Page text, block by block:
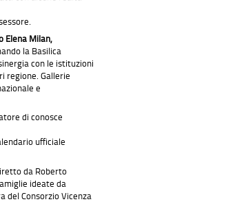
Elena Milan,
la Basilica
con le istituzioni
regione. Gallerie
e
di conosce
ufficiale
da Roberto
ideate da
del Consorzio Vicenza